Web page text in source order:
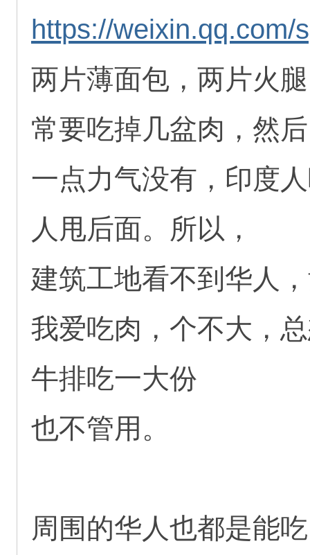
https://weixin.qq.com/
两片薄面包，两片火
常要吃掉几盆肉，然
一点力气没有，印度
人甩后面。所以，
建筑工地看不到华人
我爱吃肉，个不大，
牛排吃一大份
也不管用。
周围的华人也都是能